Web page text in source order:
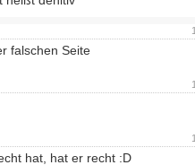
falschen Seite
hat, hat er recht :D